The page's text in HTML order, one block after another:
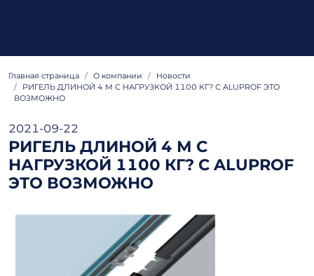
Главная страница О компании
Hовости
РИГЕЛЬ ДЛИНОЙ 4 М С НАГРУЗКОЙ 1100 КГ? С ALUPROF ЭТО
ВОЗМОЖНО
2021-09-22
РИГЕЛЬ ДЛИНОЙ 4 М С
НАГРУЗКОЙ 1100 КГ? С ALUPROF
ЭТО ВОЗМОЖНО